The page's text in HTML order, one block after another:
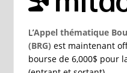
L’Appel thématique
(BRG) est maintenant
bourse de 6,000$ pour